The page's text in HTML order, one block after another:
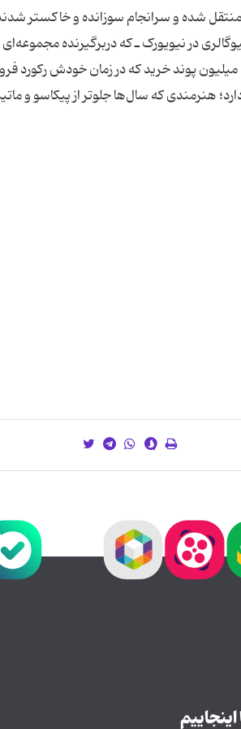
منتقل شده و سرانجام سوزانده و خاکستر
در نیویورک ـ که دربرگیرنده مجموعه‌ای
هنری آلمانی و اتریش است ـ یکی از پرتره‌های اثر کلیمت را به بهای بیش از 68 میلیون پوند خرید که در زمان
هنرمندی که سال‌ها جلوتر از پیکاسو و
اینجاییم